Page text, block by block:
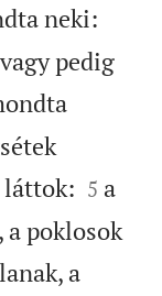
neki:
pedig
láttok: 

5 a
a poklosok
a